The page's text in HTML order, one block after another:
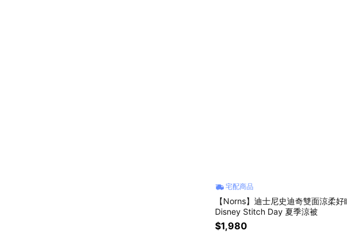
宅配商品
【Norns】迪士尼史迪奇雙面涼柔
Disney Stitch Day 夏季涼被
$1,980